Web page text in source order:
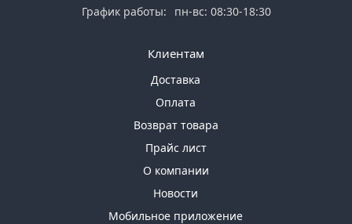
График работы: пн-вс: 08:30-18:30
Клиентам
Доставка
Оплата
Возврат товара
Прайс лист
О компании
Новости
Мобильное приложение